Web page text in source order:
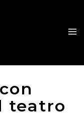
teatro